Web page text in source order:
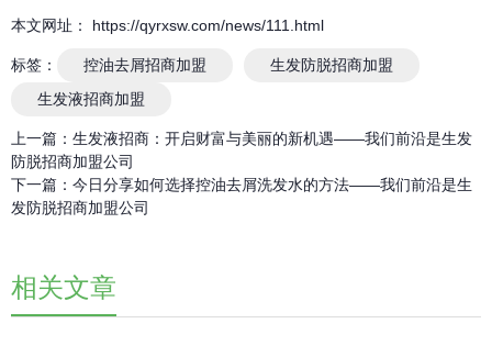
本文网址： https://qyrxsw.com/news/111.html
标签： 控油去屑招商加盟
生发防脱招商加盟
生发液招商加盟
上一篇： 生发液招商：开启财富与美丽的新机遇——我们前沿是生发
防脱招商加盟公司
下一篇： 今日分享如何选择控油去屑洗发水的方法——我们前沿是生
发防脱招商加盟公司
相关文章